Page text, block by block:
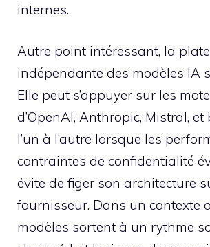
internes.
Autre point intéressant, la
indépendante des modèles IA
Elle peut s’appuyer sur les
d’OpenAI, Anthropic, Mistral, et
l’un à l’autre lorsque les
contraintes de confidentialité
évite de figer son architecture
fournisseur. Dans un contexte
modèles sortent à un rythme